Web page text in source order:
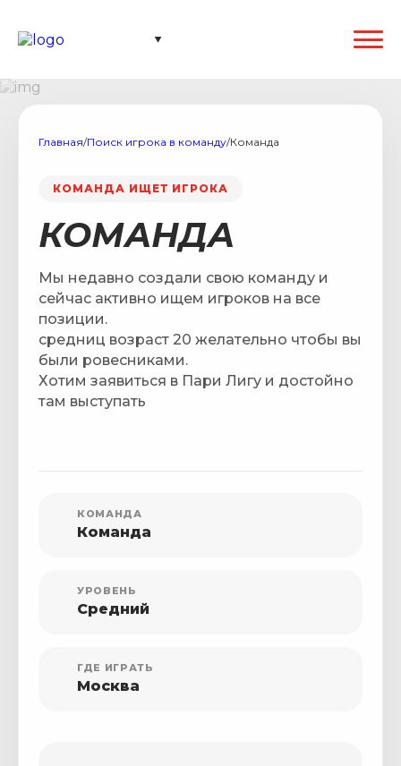
Главная/Поиск игрока в команду/Команда
КОМАНДА ИЩЕТ ИГРОКА
КОМАНДА
Мы недавно создали свою команду и
сейчас активно ищем игроков на все
позиции.
средниц возраст 20 желательно чтобы вы
были ровесниками.
Хотим заявиться в Пари Лигу и достойно
там выступать
КОМАНДА
Команда
УРОВЕНЬ
Средний
ГДЕ ИГРАТЬ
Москва